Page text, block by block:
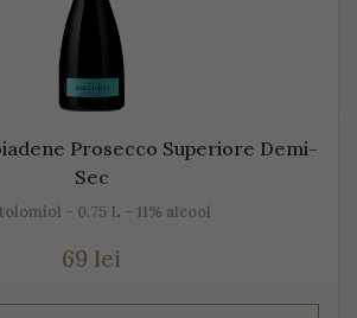
Prosecco Superiore Demi-
Sec
- 0.75 L - 11% alcool
69 lei